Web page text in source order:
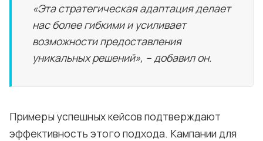
«Эта стратегическая адаптация делает
нас более гибкими и усиливает
возможности предоставления
уникальных решений», – добавил он.
Примеры успешных кейсов подтверждают
эффективность этого подхода. Кампании для